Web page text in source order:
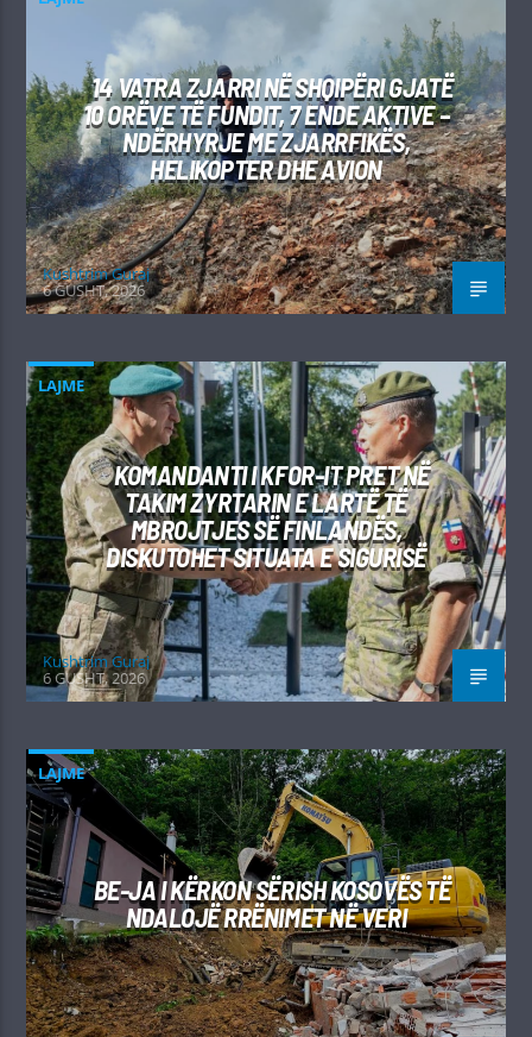
14 VATRA ZJARRI NË SHQIPËRI GJATË
10 ORËVE TË FUNDIT, 7 ENDE AKTIVE –
NDËRHYRJE ME ZJARRFIKËS,
HELIKOPTER DHE AVION
Kushtrim Guraj
6 GUSHT, 2026
LAJME
KOMANDANTI I KFOR-IT PRET NË
TAKIM ZYRTARIN E LARTË TË
MBROJTJES SË FINLANDËS,
DISKUTOHET SITUATA E SIGURISË
Kushtrim Guraj
6 GUSHT, 2026
LAJME
BE-JA I KËRKON SËRISH KOSOVËS TË
NDALOJË RRËNIMET NË VERI